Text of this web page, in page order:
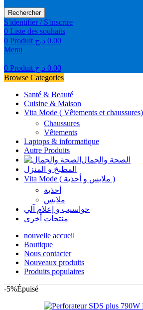
Rechercher
S'identifier / S'inscrire
0 Liste des souhaits
0 Produit 0.00 د.ج
Menu
0 Produit 0.00 د.ج
Browse Categories
Santé & Beauté
Cuisine & Maison
Vita Mode ( Vêtements et chaussures)
Chaussures
Vêtements
Laptops & informatique
Autre Produits
الصحة والجمال
المطبخ و المنزل
Vita Mode ( ملابس و أحذية )
أحذية
ملابس
حواسيب و إعلام آلي
منتجات أخرى
nouvelle accueil
Boutique
Nous contacter
Nouveaux produits
Produits populaires
-5%Épuisé